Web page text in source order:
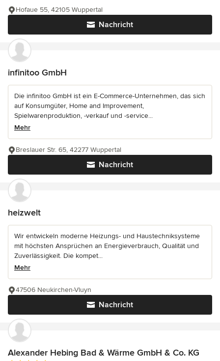
Nachricht
Hofaue 55, 42105 Wuppertal
infinitoo GmbH
Die infinitoo GmbH ist ein E-Commerce-Unternehmen, das sich
auf Konsumgüter, Home and Improvement,
Spielwarenproduktion, -verkauf und -service...
Mehr
Nachricht
Breslauer Str. 65, 42277 Wuppertal
heizwelt
Wir entwickeln moderne Heizungs- und Haustechniksysteme
mit höchsten Ansprüchen an Energieverbrauch, Qualität und
Zuverlässigkeit. Die kompet...
Mehr
Nachricht
47506 Neukirchen-Vluyn
Alexander Hebing Bad & Wärme GmbH & Co. KG